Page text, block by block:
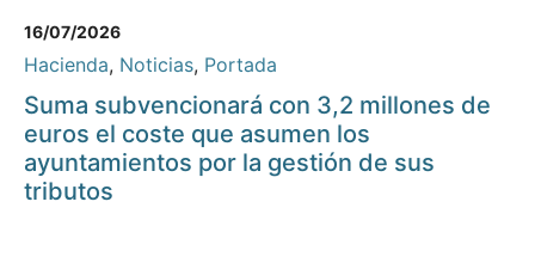
16/07/2026
Hacienda, Noticias, Portada
Suma subvencionará con 3,2 millones de
euros el coste que asumen los
ayuntamientos por la gestión de sus
tributos